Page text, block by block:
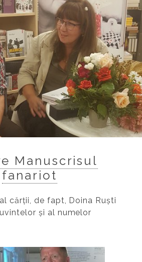
Manuscrisul
fanariot
cărții, de fapt, Doina Ruști
și al numelor